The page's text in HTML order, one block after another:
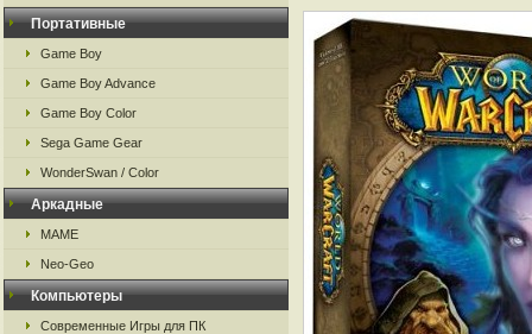
Портативные
Game Boy
Game Boy Advance
Game Boy Color
Sega Game Gear
WonderSwan / Color
Аркадные
MAME
Neo-Geo
Компьютеры
Современные Игры для ПК